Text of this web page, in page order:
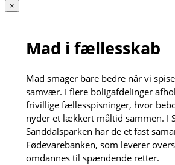
×
Mad i fællesskab
Mad smager bare bedre når vi
samvær. I flere boligafdelinger
frivillige fællesspisninger, hvor
nyder et lækkert måltid sammen. I
Sanddalsparken har de et fast
Fødevarebanken, som leverer
omdannes til spændende retter.